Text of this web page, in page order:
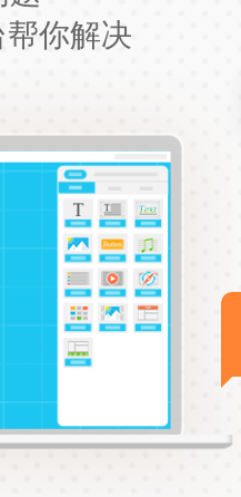
你解决